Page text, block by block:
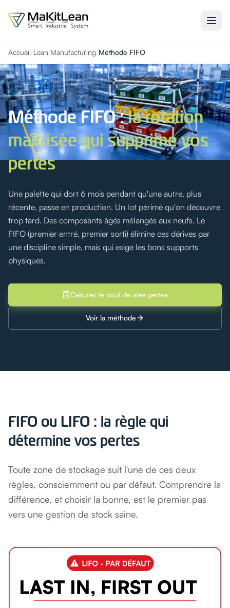
Accueil/Lean Manufacturing/Méthode FIFO
Méthode FIFO :la rotation
maîtrisée qui supprime vos
pertes
Une palette qui dort 6 mois pendant qu'une autre, plus
récente, passe en production. Un lot périmé qu'on découvre
trop tard. Des composants âgés mélangés aux neufs. Le
FIFO (premier entré, premier sorti) élimine ces dérives par
une discipline simple, mais qui exige les bons supports
physiques.
Calculer le coût de mes pertes
Voir la méthode
FIFO ou LIFO : la règle qui
détermine vos pertes
Toute zone de stockage suit l'une de ces deux
règles, consciemment ou par défaut. Comprendre la
différence, et choisir la bonne, est le premier pas
vers une gestion de stock saine.